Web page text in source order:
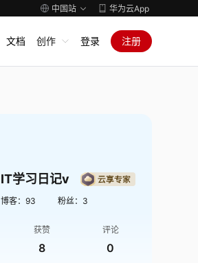
中国站 华为云App
文档 创作 登录 注册
IT学习日记v
博客： 93 粉丝： 3
获赞
8
评论
0